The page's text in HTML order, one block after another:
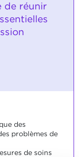
de réunir
des
problèmes de
de soins